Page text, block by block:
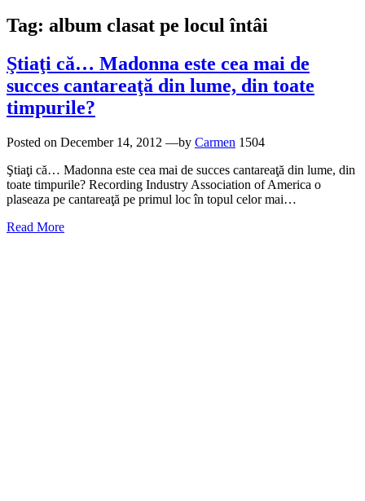
Tag: album clasat pe locul întâi
Ştiaţi că… Madonna este cea mai de
succes cantareaţă din lume, din toate
timpurile?
Posted on December 14, 2012 —by Carmen 1504
Ştiaţi că… Madonna este cea mai de succes cantareaţă din lume, din
toate timpurile? Recording Industry Association of America o
plaseaza pe cantareaţă pe primul loc în topul celor mai…
Read More